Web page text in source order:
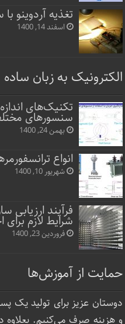
تغذیه آردوینو
اسفند 14, 1400
الکترونیک به زبان ساده
تکنیک‌های
سنسورهای
بهمن 24, 1400
انواع
شهریور 10, 1400
فرآیند ارزیابی
شرایط لازم برای
فروردین 23, 1400
حمایت از آموزش‌ها
دوستان عزیز برای تولید
و هزینه صرف می‌کنیم. بعلاوه